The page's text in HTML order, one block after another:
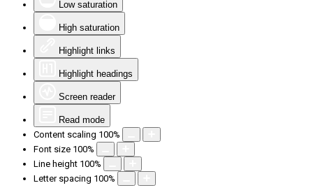
Low saturation
High saturation
Highlight links
Highlight headings
Screen reader
Read mode
Content scaling 100%
Font size 100%
Line height 100%
Letter spacing 100%